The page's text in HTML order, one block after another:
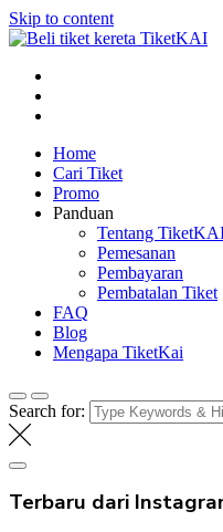
Skip to content
Beli tiket kereta api online
Home
Cari Tiket
Promo
Panduan
Tentang
Pemesanan
Pembayaran
Pembatalan Tiket
FAQ
Blog
Mengapa TiketKai
Search for:
Terbaru dari